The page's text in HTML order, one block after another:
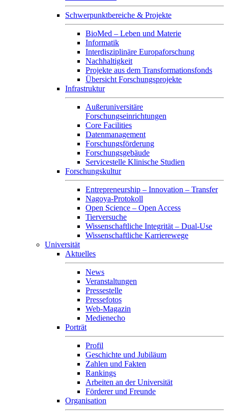
Schwerpunktbereiche & Projekte
BioMed – Leben und Materie
Informatik
Interdisziplinäre Europaforschung
Nachhaltigkeit
Projekte aus dem Transformationsfonds
Übersicht Forschungsprojekte
Infrastruktur
Außeruniversitäre
Forschungseinrichtungen
Core Facilities
Datenmanagement
Forschungsförderung
Forschungsgebäude
Servicestelle Klinische Studien
Forschungskultur
Entrepreneurship – Innovation – Transfer
Nagoya-Protokoll
Open Science – Open Access
Tierversuche
Wissenschaftliche Integrität – Dual-Use
Wissenschaftliche Karrierewege
Universität
Aktuelles
News
Veranstaltungen
Pressestelle
Pressefotos
Web-Magazin
Medienecho
Porträt
Profil
Geschichte und Jubiläum
Zahlen und Fakten
Rankings
Arbeiten an der Universität
Förderer und Freunde
Organisation